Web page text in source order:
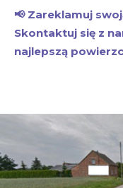
📢 Zareklamuj
Skontaktuj się z
najlepszą